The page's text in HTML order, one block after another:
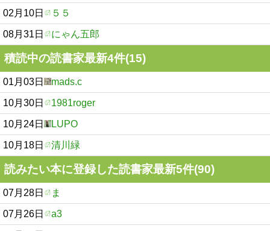
02月10日 ５５
08月31日 にゃん五郎
積読中の読書家最新4件(15)
01月03日 mads.c
10月30日 1981roger
10月24日 LUPO
10月18日 清川緑
読みたい本に登録した読書家最新5件(90)
07月28日 ま
07月26日 a3